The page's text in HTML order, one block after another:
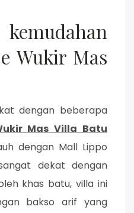
Wukir Mas
dengan beberapa
Mas Villa Batu
dengan Mall Lippo
dekat dengan
khas batu, villa ini
bakso arif yang